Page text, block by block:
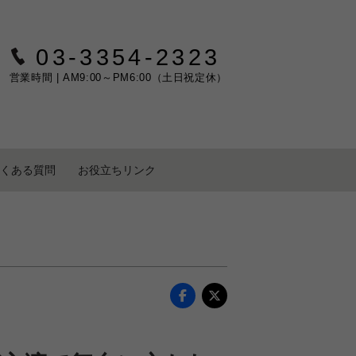
03-3354-2323
営業時間 | AM9:00～PM6:00（土日祝定休）
ある質問 お役立ちリンク